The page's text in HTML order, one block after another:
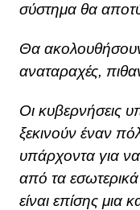
σύστημα θα
Θα ακολουθήσουν
αναταραχές,
Οι κυβερνήσεις
ξεκινούν έναν
υπάρχοντα για
από τα
είναι επίσης μια